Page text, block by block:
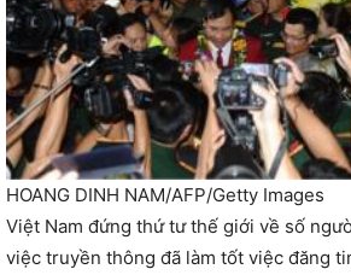
HOANG DINH NAM/AFP/Getty Images
Việt Nam đứng thứ tư thế giới về số
việc truyền thông đã làm tốt việc đăng